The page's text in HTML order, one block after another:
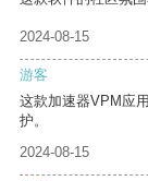
2024-08-15
游客
这款加速器VPM应
护。
2024-08-15